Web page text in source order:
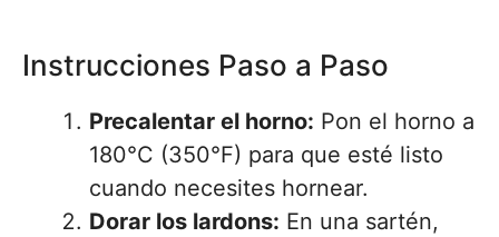
Instrucciones Paso a Paso
Precalentar el horno: Pon el horno a
180°C (350°F) para que esté listo
cuando necesites hornear.
Dorar los lardons: En una sartén,